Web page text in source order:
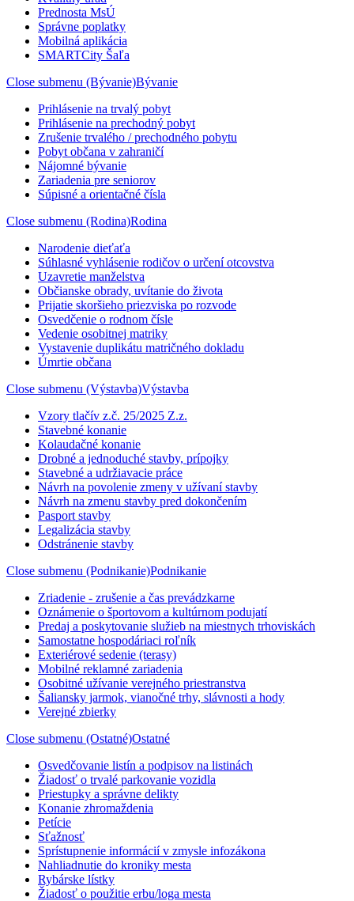
Prednosta MsÚ
Správne poplatky
Mobilná aplikácia
SMARTCity Šaľa
Close submenu (Bývanie)Bývanie
Prihlásenie na trvalý pobyt
Prihlásenie na prechodný pobyt
Zrušenie trvalého / prechodného pobytu
Pobyt občana v zahraničí
Nájomné bývanie
Zariadenia pre seniorov
Súpisné a orientačné čísla
Close submenu (Rodina)Rodina
Narodenie dieťaťa
Súhlasné vyhlásenie rodičov o určení otcovstva
Uzavretie manželstva
Občianske obrady, uvítanie do života
Prijatie skoršieho priezviska po rozvode
Osvedčenie o rodnom čísle
Vedenie osobitnej matriky
Vystavenie duplikátu matričného dokladu
Úmrtie občana
Close submenu (Výstavba)Výstavba
Vzory tlačív z.č. 25/2025 Z.z.
Stavebné konanie
Kolaudačné konanie
Drobné a jednoduché stavby, prípojky
Stavebné a udržiavacie práce
Návrh na povolenie zmeny v užívaní stavby
Návrh na zmenu stavby pred dokončením
Pasport stavby
Legalizácia stavby
Odstránenie stavby
Close submenu (Podnikanie)Podnikanie
Zriadenie - zrušenie a čas prevádzkarne
Oznámenie o športovom a kultúrnom podujatí
Predaj a poskytovanie služieb na miestnych trhoviskách
Samostatne hospodáriaci roľník
Exteriérové sedenie (terasy)
Mobilné reklamné zariadenia
Osobitné užívanie verejného priestranstva
Šaliansky jarmok, vianočné trhy, slávnosti a hody
Verejné zbierky
Close submenu (Ostatné)Ostatné
Osvedčovanie listín a podpisov na listinách
Žiadosť o trvalé parkovanie vozidla
Priestupky a správne delikty
Konanie zhromaždenia
Petície
Sťažnosť
Sprístupnenie informácií v zmysle infozákona
Nahliadnutie do kroniky mesta
Rybárske lístky
Žiadosť o použitie erbu/loga mesta